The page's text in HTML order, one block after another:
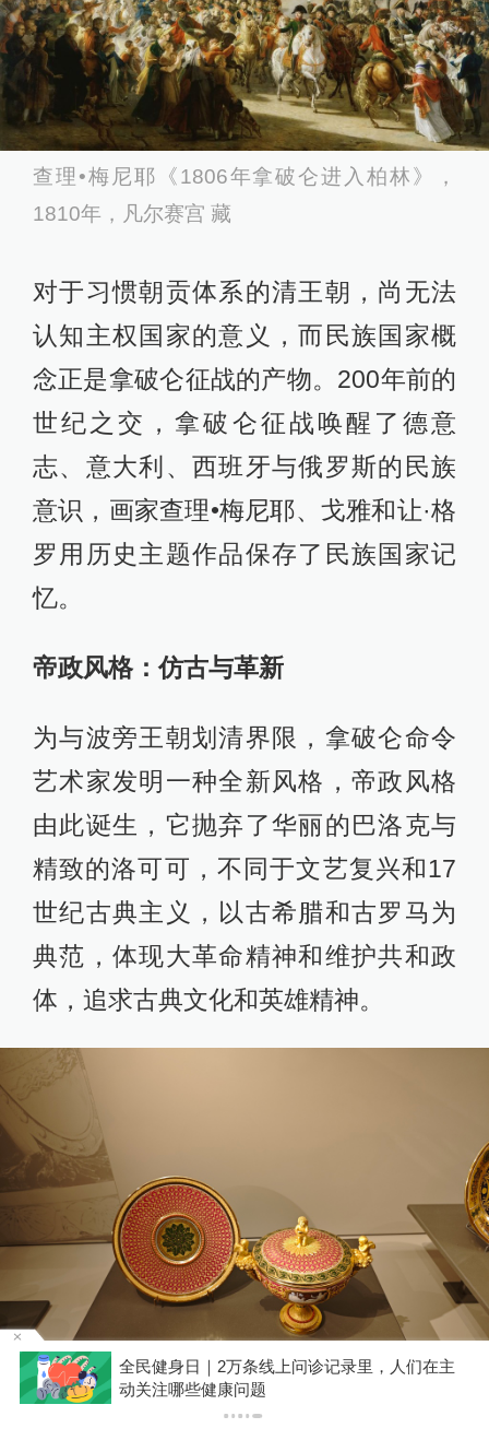
查理•梅尼耶《1806年拿破仑进入柏林》，
1810年，凡尔赛宫 藏
对于习惯朝贡体系的清王朝，尚无法
认知主权国家的意义，而民族国家概
念正是拿破仑征战的产物。200年前的
世纪之交，拿破仑征战唤醒了德意
志、意大利、西班牙与俄罗斯的民族
意识，画家查理•梅尼耶、戈雅和让·格
罗用历史主题作品保存了民族国家记
忆。
帝政风格：仿古与革新
为与波旁王朝划清界限，拿破仑命令
艺术家发明一种全新风格，帝政风格
由此诞生，它抛弃了华丽的巴洛克与
精致的洛可可，不同于文艺复兴和17
世纪古典主义，以古希腊和古罗马为
典范，体现大革命精神和维护共和政
体，追求古典文化和英雄精神。
你有权知道更多
下载澎湃新闻客户端